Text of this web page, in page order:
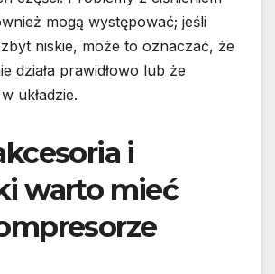
mogą występować; jeśli
niskie, może to oznaczać, że
działa prawidłowo lub że
układzie.
i
warto mieć